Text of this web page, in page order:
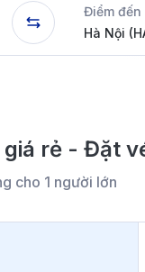
Điểm đến
rẻ - Đặt
cho 1 người lớn